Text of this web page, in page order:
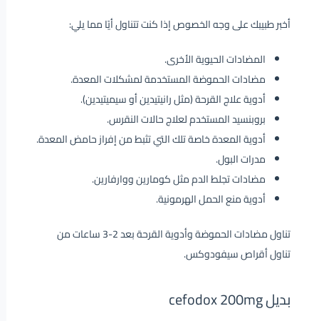
أخبر طبيبك على وجه الخصوص إذا كنت تتناول أيًا مما يلي:
المضادات الحيوية الأخرى.
مضادات الحموضة المستخدمة لمشكلات المعدة.
أدوية علاج القرحة (مثل رانيتيدين أو سيميتيدين).
بروبنسيد المستخدم لعلاج حالات النقرس.
أدوية المعدة خاصة تلك التي تثبط من إفراز حامض المعدة.
مدرات البول.
مضادات تجلط الدم مثل كومارين ووارفارين.
أدوية منع الحمل الهرمونية.
تناول مضادات الحموضة وأدوية القرحة بعد 2-3 ساعات من
تناول أقراص سيفودوكس.
بديل cefodox 200mg